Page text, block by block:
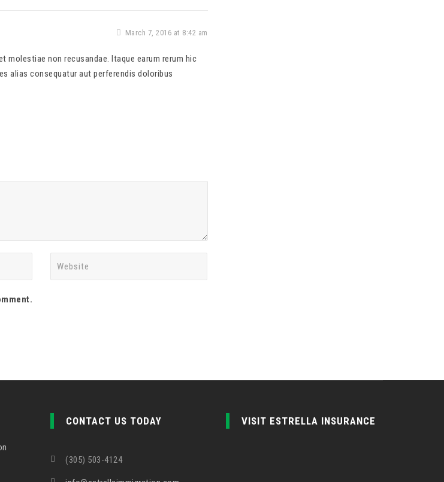
March 7, 2016 at 8:42 am
non recusandae. Itaque earum rerum hic
alias consequatur aut perferendis doloribus
CONTACT US TODAY
(305) 503-4124
VISIT ESTRELLA INSURANCE